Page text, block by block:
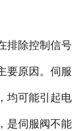
除控制信号
要原因。伺服
均可能引起电
是伺服阀不能